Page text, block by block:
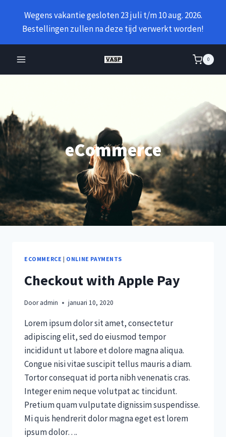
inhoud
Wegens vakantie gesloten 23 juli t/m 10 aug. 2026.
Bestellingen zullen na deze tijd verwerkt worden!
0
eCommerce
ECOMMERCE | ONLINE PAYMENTS
Checkout with Apple Pay
Door admin januari 10, 2020
Lorem ipsum dolor sit amet, consectetur
adipiscing elit, sed do eiusmod tempor
incididunt ut labore et dolore magna aliqua.
Congue nisi vitae suscipit tellus mauris a diam.
Tortor consequat id porta nibh venenatis cras.
Integer enim neque volutpat ac tincidunt.
Pretium quam vulputate dignissim suspendisse.
Mi quis hendrerit dolor magna eget est lorem
ipsum dolor….